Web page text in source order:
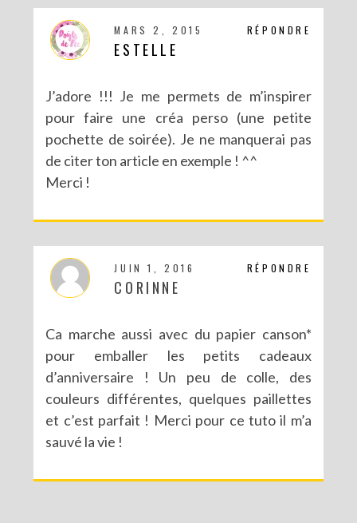
RÉPONDRE
MARS 2, 2015
ESTELLE
J’adore !!! Je me permets de m’inspirer
pour faire une créa perso (une petite
pochette de soirée). Je ne manquerai pas
de citer ton article en exemple ! ^^
Merci !
RÉPONDRE
JUIN 1, 2016
CORINNE
Ca marche aussi avec du papier canson*
pour emballer les petits cadeaux
d’anniversaire ! Un peu de colle, des
couleurs différentes, quelques paillettes
et c’est parfait ! Merci pour ce tuto il m’a
sauvé la vie !